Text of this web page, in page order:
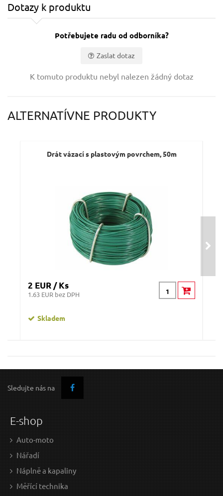
Dotazy k produktu
Potřebujete radu od odborníka?
Zaslat dotaz
K tomuto produktu nebyl nalezen žádný dotaz
ALTERNATÍVNE PRODUKTY
Drát vázací s plastovým povrchem, 50m
2 EUR / Ks
1.63 EUR bez DPH
Skladem
Sledujte nás na
E-shop
Auto-moto
Nářadí
Náplně a kapaliny
Měřící technika